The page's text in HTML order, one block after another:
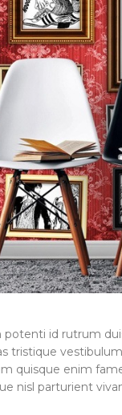
potenti id rutrum
tristique
quisque enim
nisl parturient